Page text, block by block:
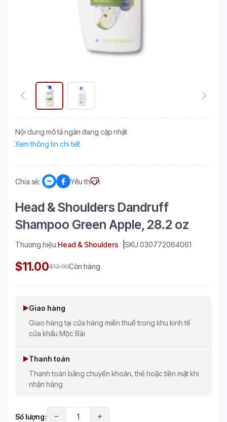
Nội dung mô tả ngắn đang cập nhật
Xem thông tin chi tiết
Chia sẻ: Yêu thích
Head & Shoulders Dandruff
Shampoo Green Apple, 28.2 oz
Thương hiệu:Head & Shoulders SKU:030772064061
$11.00$12.90Còn hàng
Giao hàng
Giao hàng tại cửa hàng miễn thuế trong khu kinh tế
cửa khẩu Mộc Bài
Thanh toán
Thanh toán bằng chuyển khoản, thẻ hoặc tiền mặt khi
nhận hàng
Số lượng: